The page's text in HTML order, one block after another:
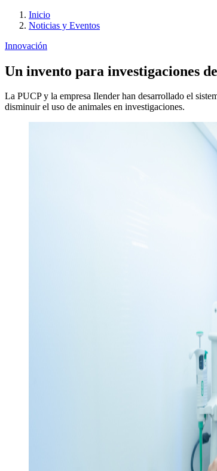
Inicio
Noticias y Eventos
Innovación
Un invento para investigaciones
La PUCP y la empresa Ilender han desarrollado el
disminuir el uso de animales en investigaciones.